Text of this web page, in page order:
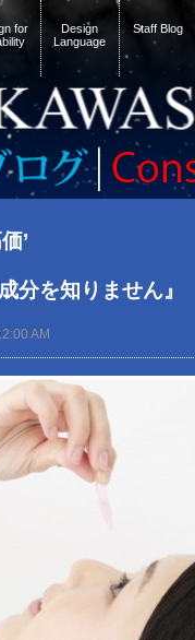
for
Design
Language
Staff Blog
’
分を知りません』
AM